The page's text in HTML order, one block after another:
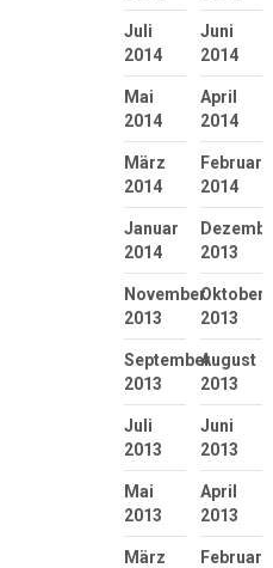
Juli
2014
Juni
2014
Mai
2014
April
2014
März
2014
Februar
2014
Januar
2014
2013
November
2013
Oktober
2013
September
2013
August
2013
Juli
2013
Juni
2013
Mai
2013
April
2013
März
Februar